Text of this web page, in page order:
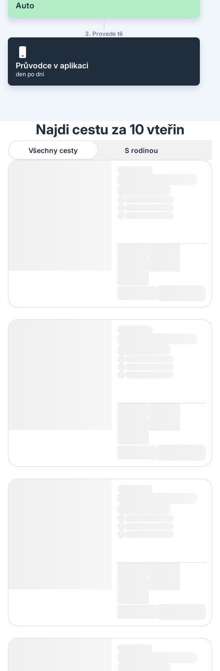
Auto
3. Provede tě
Průvodce v aplikaci
den po dni
Najdi cestu za 10 vteřin
Všechny cesty S rodinou